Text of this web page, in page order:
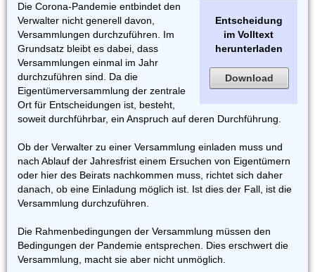
Entscheidung
im Volltext
herunterladen
Download
Die Corona-Pandemie entbindet den
Verwalter nicht generell davon,
Versammlungen durchzuführen. Im
Grundsatz bleibt es dabei, dass
Versammlungen einmal im Jahr
durchzuführen sind. Da die
Eigentümerversammlung der zentrale
Ort für Entscheidungen ist, besteht,
soweit durchführbar, ein Anspruch auf deren Durchführung.
Ob der Verwalter zu einer Versammlung einladen muss und
nach Ablauf der Jahresfrist einem Ersuchen von Eigentümern
oder hier des Beirats nachkommen muss, richtet sich daher
danach, ob eine Einladung möglich ist. Ist dies der Fall, ist die
Versammlung durchzuführen.
Die Rahmenbedingungen der Versammlung müssen den
Bedingungen der Pandemie entsprechen. Dies erschwert die
Versammlung, macht sie aber nicht unmöglich.